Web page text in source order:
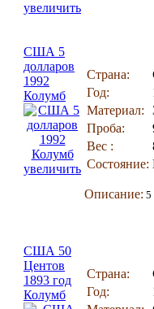
увеличить
США 5
долларов
1992
Колумб
увеличить
Страна:
Год:
Материал:
Проба:
Вес :
Состояние:
Описание: 5
США 50
Центов
1893 год
Колумб
Страна:
Год: